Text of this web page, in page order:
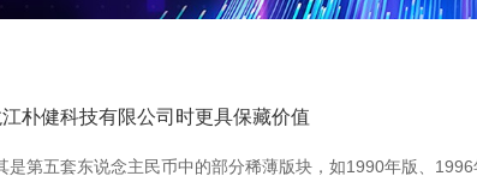
朴健科技有限公司时更具保藏价值
第五套东说念主民币中的部分稀薄版块，如1990年版、